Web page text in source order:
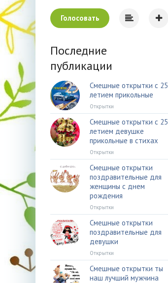
Голосовать
Последние
публикации
Смешные открытки с 25
летием прикольные
Открытки
Смешные открытки с 25
летием девушке
прикольные в стихах
Открытки
Смешные открытки
поздравительные для
женщины с днем
рождения
Открытки
Смешные открытки
поздравительные для
девушки
Открытки
Смешные открытки ты
наш лучший мужчина